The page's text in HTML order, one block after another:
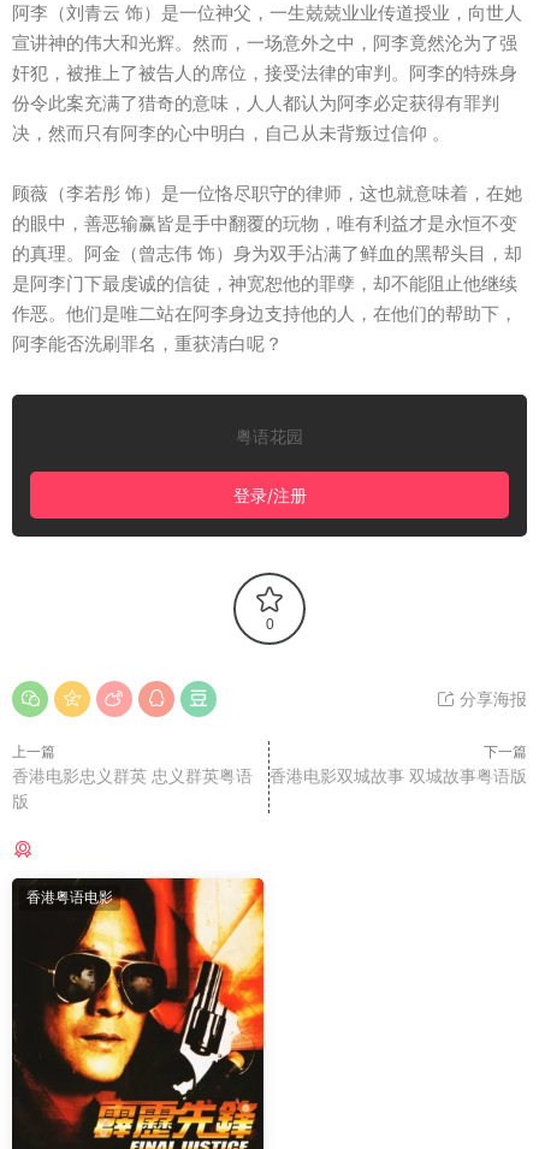
阿李（刘青云 饰）是一位神父，一生兢兢业业传道授业，向世人
宣讲神的伟大和光辉。然而，一场意外之中，阿李竟然沦为了强
奸犯，被推上了被告人的席位，接受法律的审判。阿李的特殊身
份令此案充满了猎奇的意味，人人都认为阿李必定获得有罪判
决，然而只有阿李的心中明白，自己从未背叛过信仰 。
顾薇（李若彤 饰）是一位恪尽职守的律师，这也就意味着，在她
的眼中，善恶输赢皆是手中翻覆的玩物，唯有利益才是永恒不变
的真理。阿金（曾志伟 饰）身为双手沾满了鲜血的黑帮头目，却
是阿李门下最虔诚的信徒，神宽恕他的罪孽，却不能阻止他继续
作恶。他们是唯二站在阿李身边支持他的人，在他们的帮助下，
阿李能否洗刷罪名，重获清白呢？
粤语花园
登录/注册
0
分享海报
上一篇
香港电影忠义群英 忠义群英粤语
版
下一篇
香港电影双城故事 双城故事粤语版
香港粤语电影